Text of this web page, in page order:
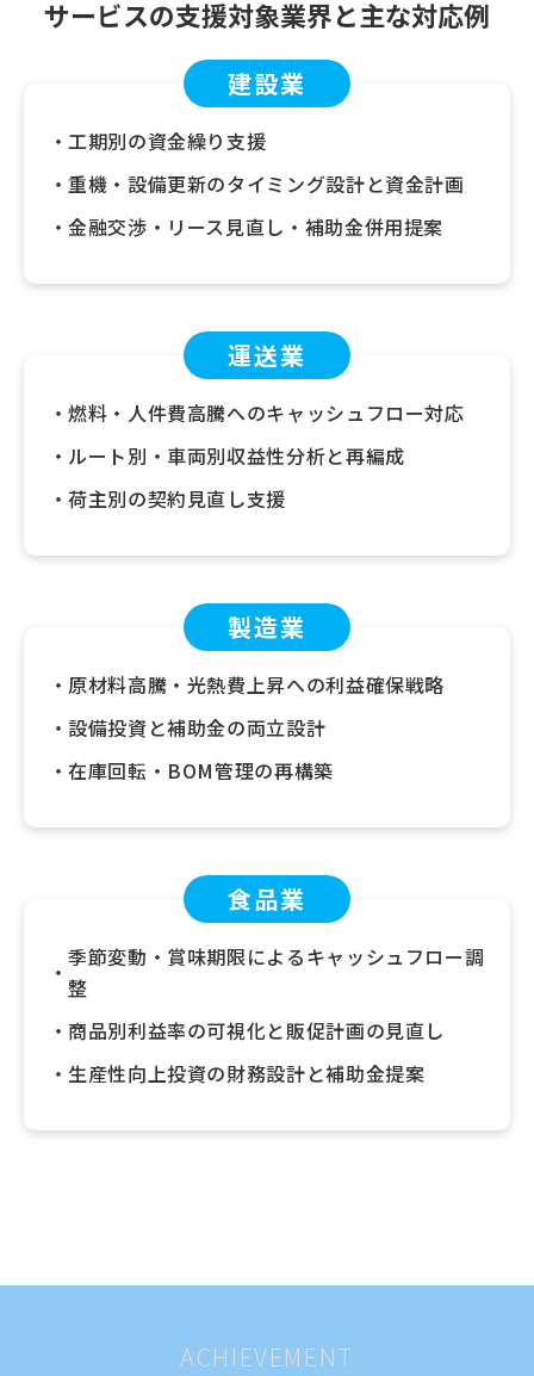
サービスの支援対象業界と主な対応例
建設業
工期別の資金繰り支援
重機・設備更新のタイミング設計と資金計画
金融交渉・リース見直し・補助金併用提案
運送業
燃料・人件費高騰へのキャッシュフロー対応
ルート別・車両別収益性分析と再編成
荷主別の契約見直し支援
製造業
原材料高騰・光熱費上昇への利益確保戦略
設備投資と補助金の両立設計
在庫回転・BOM管理の再構築
食品業
季節変動・賞味期限によるキャッシュフロー調
整
商品別利益率の可視化と販促計画の見直し
生産性向上投資の財務設計と補助金提案
ACHIEVEMENT